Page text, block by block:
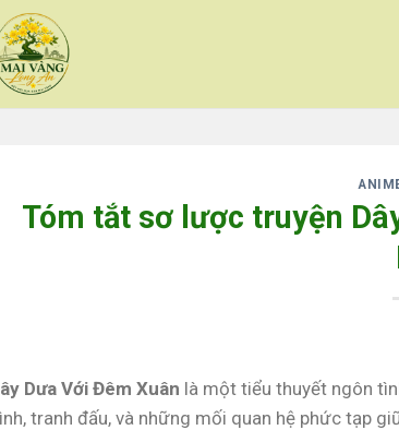
Tóm tắt sơ lược truyện
Dưa Với Đêm Xuân là một tiểu thuyết ngôn
tranh đấu, và những mối quan hệ phức tạp